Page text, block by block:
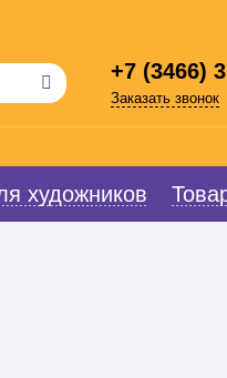
+7 (3466)
Заказать звонок
художников